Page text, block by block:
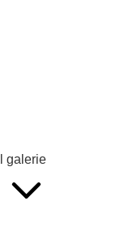
galerie